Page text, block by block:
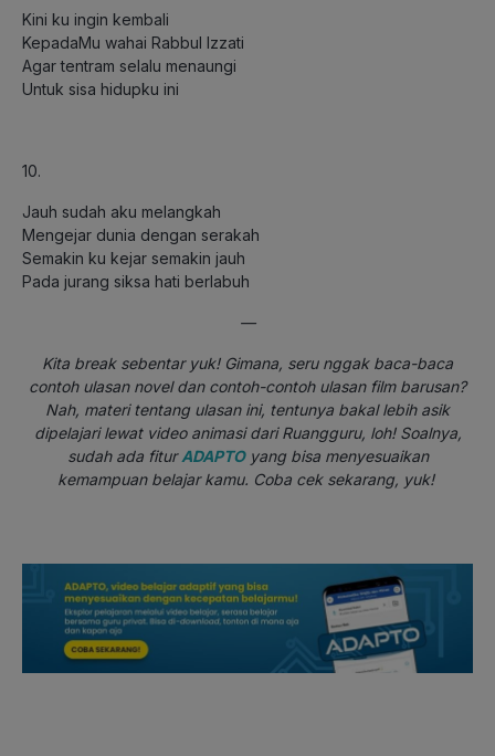
Kini ku ingin kembali
KepadaMu wahai Rabbul Izzati
Agar tentram selalu menaungi
Untuk sisa hidupku ini
10.
Jauh sudah aku melangkah
Mengejar dunia dengan serakah
Semakin ku kejar semakin jauh
Pada jurang siksa hati berlabuh
—
Kita break sebentar yuk! Gimana, seru nggak baca-baca
contoh ulasan novel dan contoh-contoh ulasan film barusan?
Nah, materi tentang ulasan ini, tentunya bakal lebih asik
dipelajari lewat video animasi dari Ruangguru, loh! Soalnya,
sudah ada fiturADAPTOyang bisa menyesuaikan
kemampuan belajar kamu. Coba cek sekarang, yuk!